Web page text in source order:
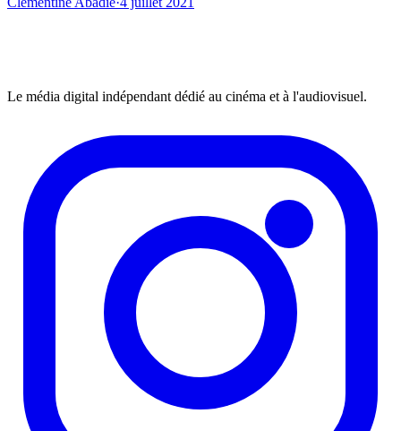
Le média digital indépendant dédié au cinéma et à l'audiovisuel.